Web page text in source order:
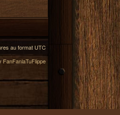
au format UTC
FanFanlaTuFlippe